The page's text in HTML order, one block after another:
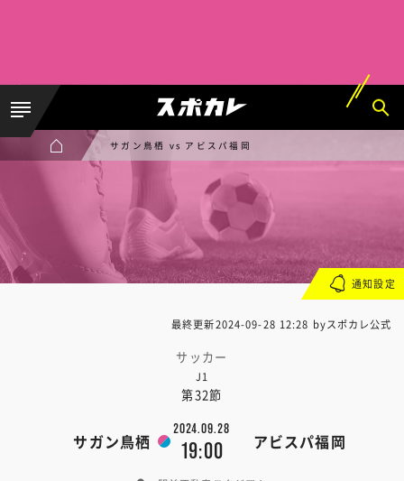
サガン鳥栖 vs アビスパ福岡
最終更新2024-09-28 12:28 byスポカレ公式
サッカー
J1
第32節
サガン鳥栖
2024.09.28
19:00 アビスパ福岡
通知設定